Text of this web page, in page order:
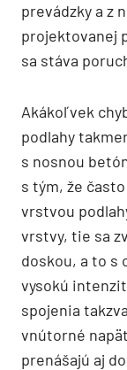
prevádzky a z
projektovanej
sa stáva
Akákoľvek
podlahy
s nosnou
s tým, že
vrstvou
vrstvy, tie sa
doskou, a to s
vysokú
spojenia
vnútorné
prenášajú aj